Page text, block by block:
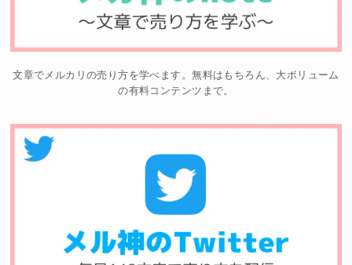
文章でメルカリの売り方を学べます。無料はもちろん、大ボリューム
の有料コンテンツまで。